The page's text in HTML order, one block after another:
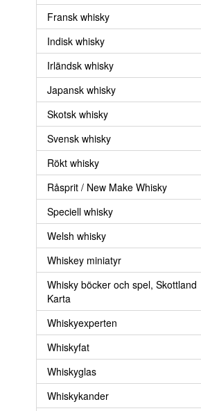
Fransk whisky
Indisk whisky
Irländsk whisky
Japansk whisky
Skotsk whisky
Svensk whisky
Rökt whisky
Råsprit / New Make Whisky
Speciell whisky
Welsh whisky
Whiskey miniatyr
Whisky böcker och spel, Skottland
Karta
Whiskyexperten
Whiskyfat
Whiskyglas
Whiskykander